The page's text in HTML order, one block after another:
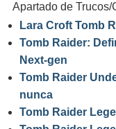
Apartado de Trucos/
Lara Croft Tomb
Tomb Raider:
Next-gen
Tomb Raider
nunca
Tomb Raider